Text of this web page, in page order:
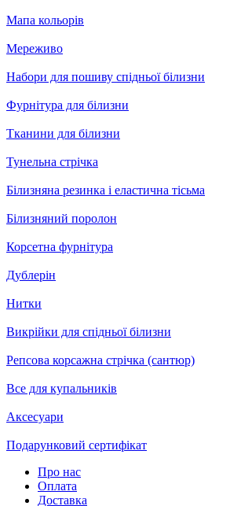
Мапа кольорів
Мереживо
Набори для пошиву спідньої білизни
Фурнітура для білизни
Тканини для білизни
Тунельна стрічка
Білизняна резинка і еластична тісьма
Білизняний поролон
Корсетна фурнітура
Дублерін
Нитки
Викрійки для спідньої білизни
Репсова корсажна стрічка (сантюр)
Все для купальників
Аксесуари
Подарунковий сертифікат
Про нас
Оплата
Доставка